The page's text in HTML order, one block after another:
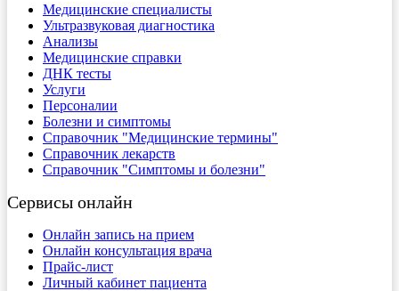
Медицинские специалисты
Ультразвуковая диагностика
Анализы
Медицинские справки
ДНК тесты
Услуги
Персоналии
Болезни и симптомы
Справочник "Медицинские термины"
Справочник лекарств
Справочник "Симптомы и болезни"
Сервисы онлайн
Онлайн запись на прием
Онлайн консультация врача
Прайс-лист
Личный кабинет пациента